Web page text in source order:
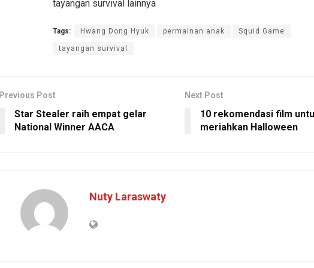
tayangan survival lainnya
Tags: Hwang Dong Hyuk permainan anak Squid Game
tayangan survival
Previous Post
Star Stealer raih empat gelar
National Winner AACA
Next Post
10 rekomendasi film
meriahkan Halloween
Nuty Laraswaty